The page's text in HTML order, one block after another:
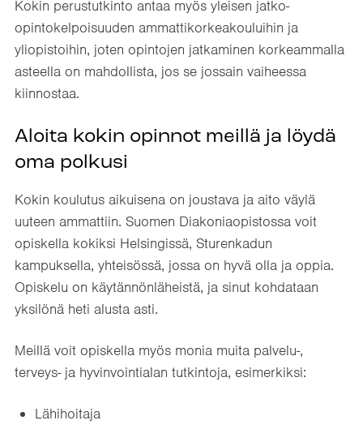
Kokin perustutkinto antaa myös yleisen jatko-
opintokelpoisuuden ammattikorkeakouluihin ja
yliopistoihin, joten opintojen jatkaminen korkeammalla
asteella on mahdollista, jos se jossain vaiheessa
kiinnostaa.
Aloita kokin opinnot meillä ja löydä
oma polkusi
Kokin koulutus aikuisena on joustava ja aito väylä
uuteen ammattiin. Suomen Diakoniaopistossa voit
opiskella kokiksi Helsingissä, Sturenkadun
kampuksella, yhteisössä, jossa on hyvä olla ja oppia.
Opiskelu on käytännönläheistä, ja sinut kohdataan
yksilönä heti alusta asti.
Meillä voit opiskella myös monia muita palvelu-,
terveys- ja hyvinvointialan tutkintoja, esimerkiksi:
Lähihoitaja